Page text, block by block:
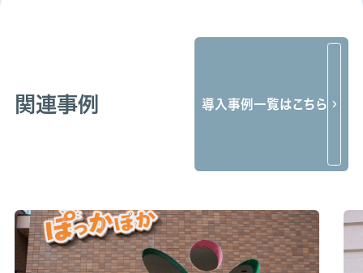
関連事例 導入事例一覧はこちら